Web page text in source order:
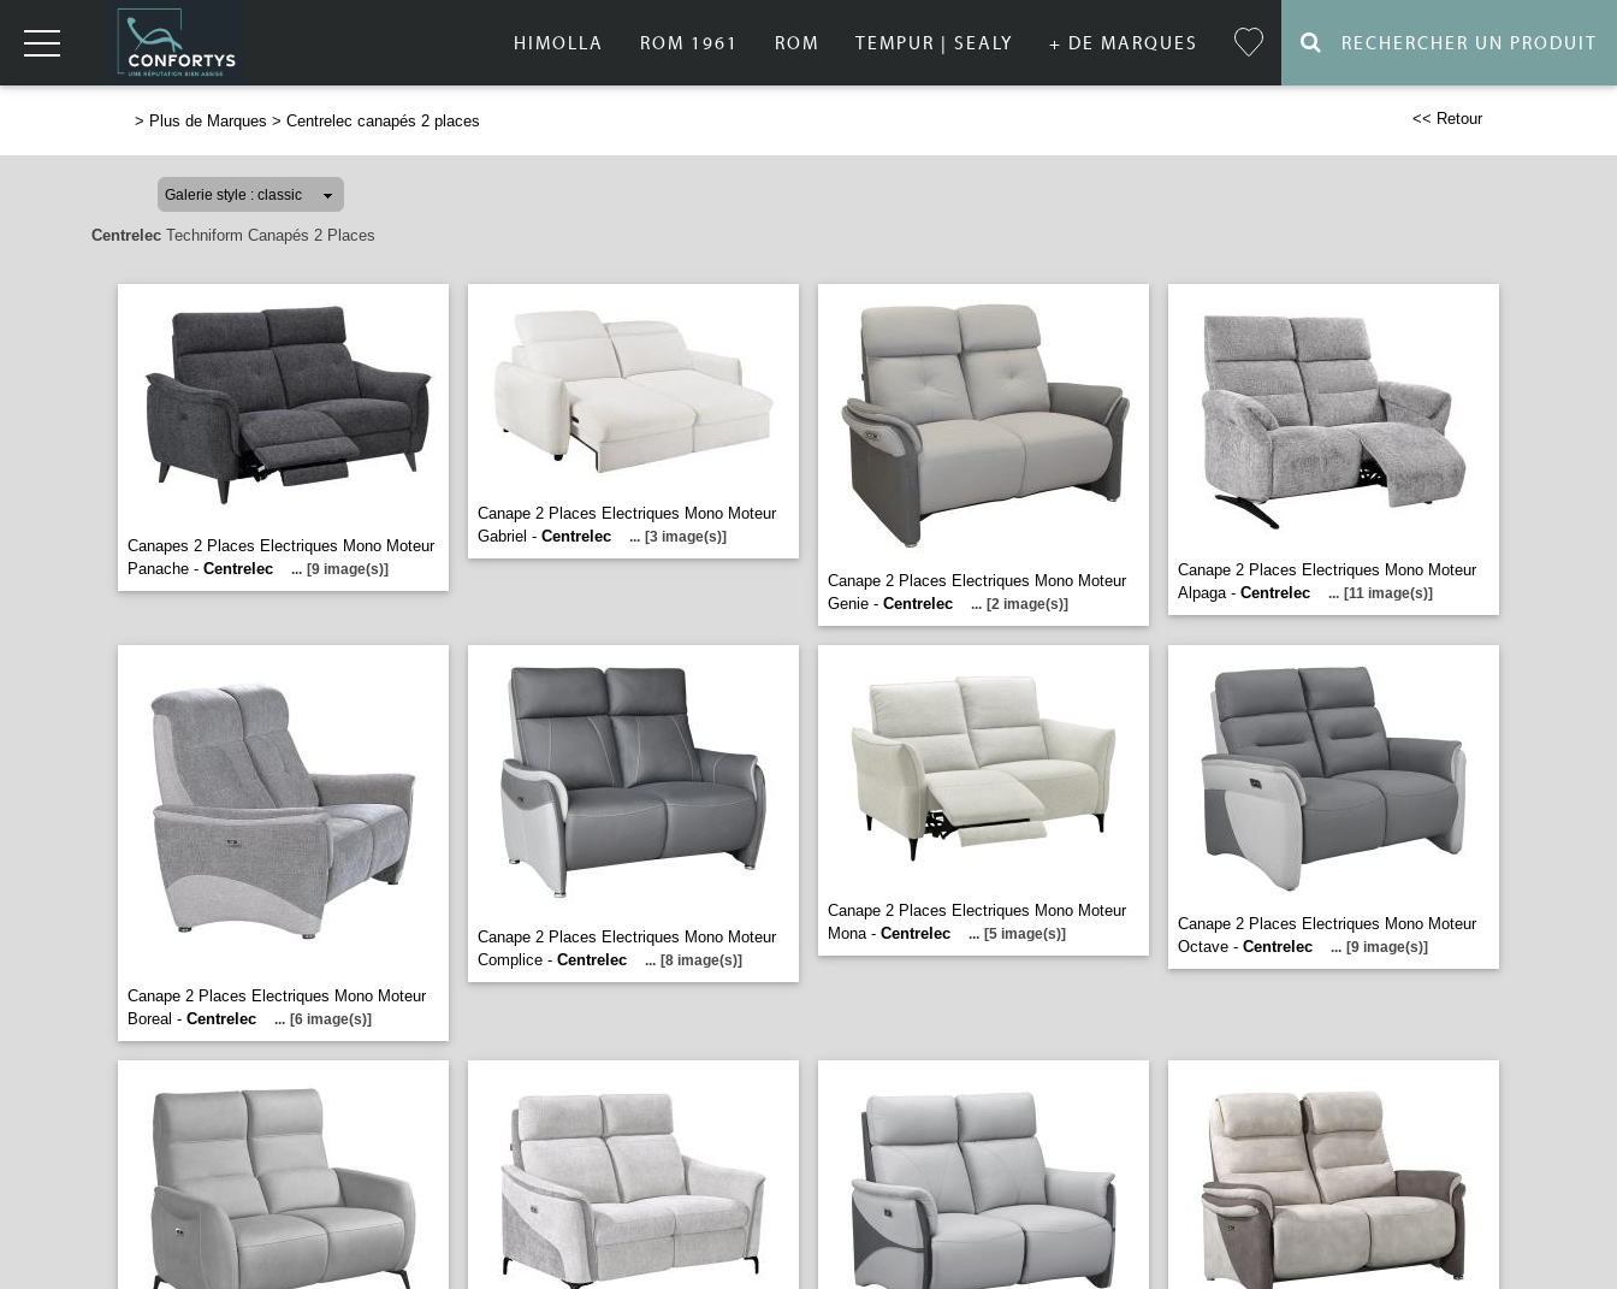
HIMOLLA ROM 1961 ROM TEMPUR | SEALY + DE MARQUES RECHERCHER UN PRODUIT
> Plus de Marques > Centrelec canapés 2 places << Retour
Centrelec Techniform Canapés 2 Places
Canapes 2 Places Electriques Mono Moteur
Panache - Centrelec ... [9 image(s)]
Canape 2 Places Electriques Mono Moteur
Gabriel - Centrelec ... [3 image(s)]
Canape 2 Places Electriques Mono Moteur
Genie - Centrelec ... [2 image(s)]
Canape 2 Places Electriques Mono Moteur
Alpaga - Centrelec ... [11 image(s)]
Canape 2 Places Electriques Mono Moteur
Boreal - Centrelec ... [6 image(s)]
Canape 2 Places Electriques Mono Moteur
Complice - Centrelec ... [8 image(s)]
Canape 2 Places Electriques Mono Moteur
Mona - Centrelec ... [5 image(s)]
Canape 2 Places Electriques Mono Moteur
Octave - Centrelec ... [9 image(s)]